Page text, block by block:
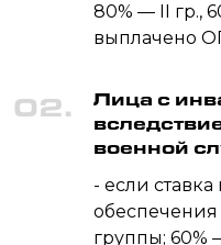
80% — II гр.,
выплачено
02.
Лица с
военной
- если
обеспечения
группы; 60%